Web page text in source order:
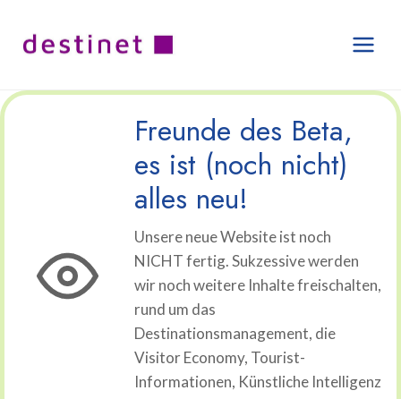
Inhalt
springen
Freunde des Beta,
es ist (noch nicht)
alles neu!
Unsere neue Website ist noch
NICHT fertig. Sukzessive werden
wir noch weitere Inhalte freischalten,
rund um das
Destinationsmanagement, die
Visitor Economy, Tourist-
Informationen, Künstliche Intelligenz